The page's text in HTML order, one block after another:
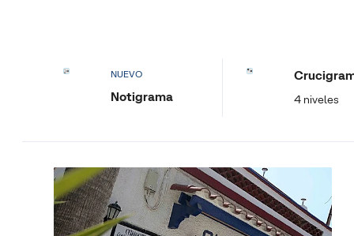
NUEVO
Notigrama 4 niveles